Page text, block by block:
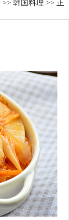
>> 韩国料理 >> 正